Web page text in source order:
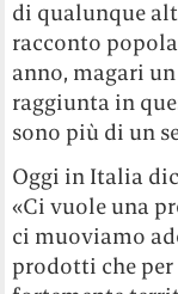
di qualunque
racconto
anno, magari
raggiunta in
sono più di un
Oggi in Italia
«Ci vuole una
ci muoviamo
prodotti che